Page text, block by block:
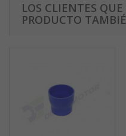
LOS CLIENTES
PRODUCTO